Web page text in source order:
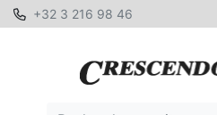
+32 3 216 98 46